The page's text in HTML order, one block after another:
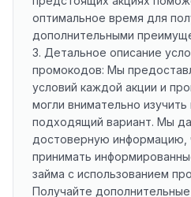
оптимальное время для
дополнительными
3. Детальное описание
промокодов: Мы
условий каждой акции и
могли внимательно
подходящий вариант. Мы
достоверную информацию,
принимать
займа с использованием
Получайте